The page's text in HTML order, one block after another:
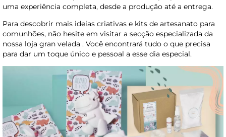
uma experiência completa, desde a produção até a entrega.
Para descobrir mais ideias criativas e kits de artesanato para
comunhões, não hesite em visitar a secção especializada da
nossa loja gran velada . Você encontrará tudo o que precisa
para dar um toque único e pessoal a esse dia especial.